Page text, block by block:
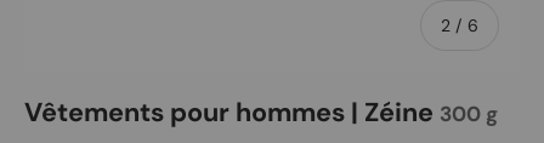
2 / de
6
Vêtements pour hommes | Zéine 300 g